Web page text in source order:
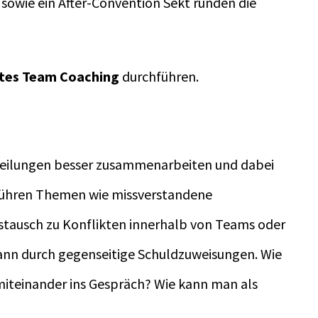
Team Coaching durchführen.
besser zusammenarbeiten und dabei
Themen wie missverstandene
zu Konflikten innerhalb von Teams oder
durch gegenseitige Schuldzuweisungen. Wie
ins Gespräch? Wie kann man als